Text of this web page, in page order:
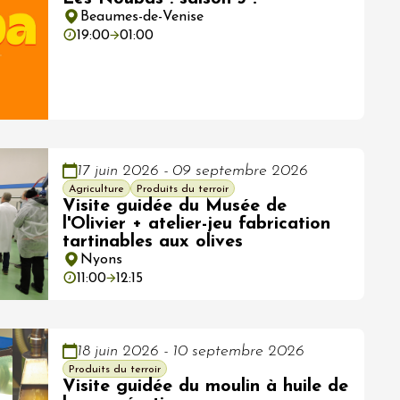
Beaumes-de-Venise
19:00
01:00
17 juin 2026 - 09 septembre 2026
Agriculture Produits du terroir
Visite guidée du Musée de
l'Olivier + atelier-jeu fabrication
tartinables aux olives
Nyons
11:00
12:15
18 juin 2026 - 10 septembre 2026
Produits du terroir
Visite guidée du moulin à huile de